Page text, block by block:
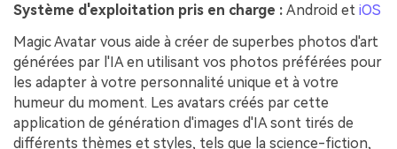
Système d'exploitation pris en charge : Android et iOS
Magic Avatar vous aide à créer de superbes photos d'art
générées par l'IA en utilisant vos photos préférées pour
les adapter à votre personnalité unique et à votre
humeur du moment. Les avatars créés par cette
application de génération d'images d'IA sont tirés de
différents thèmes et styles, tels que la science-fiction,